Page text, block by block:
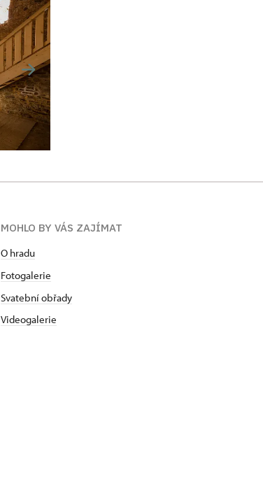
MOHLO BY VÁS ZAJÍMAT
O hradu
Fotogalerie
Svatební obřady
Videogalerie